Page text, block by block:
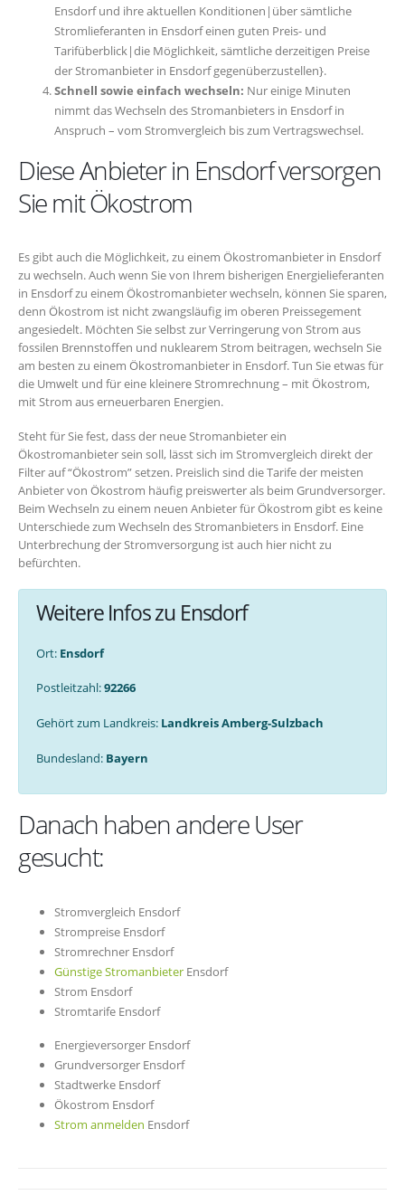
Ensdorf und ihre aktuellen Konditionen|über sämtliche
Stromlieferanten in Ensdorf einen guten Preis- und
Tarifüberblick|die Möglichkeit, sämtliche derzeitigen Preise
der Stromanbieter in Ensdorf gegenüberzustellen}.
Schnell sowie einfach wechseln: Nur einige Minuten
nimmt das Wechseln des Stromanbieters in Ensdorf in
Anspruch – vom Stromvergleich bis zum Vertragswechsel.
Diese Anbieter in Ensdorf versorgen
Sie mit Ökostrom
Es gibt auch die Möglichkeit, zu einem Ökostromanbieter in Ensdorf
zu wechseln. Auch wenn Sie von Ihrem bisherigen Energielieferanten
in Ensdorf zu einem Ökostromanbieter wechseln, können Sie sparen,
denn Ökostrom ist nicht zwangsläufig im oberen Preissegement
angesiedelt. Möchten Sie selbst zur Verringerung von Strom aus
fossilen Brennstoffen und nuklearem Strom beitragen, wechseln Sie
am besten zu einem Ökostromanbieter in Ensdorf. Tun Sie etwas für
die Umwelt und für eine kleinere Stromrechnung – mit Ökostrom,
mit Strom aus erneuerbaren Energien.
Steht für Sie fest, dass der neue Stromanbieter ein
Ökostromanbieter sein soll, lässt sich im Stromvergleich direkt der
Filter auf “Ökostrom” setzen. Preislich sind die Tarife der meisten
Anbieter von Ökostrom häufig preiswerter als beim Grundversorger.
Beim Wechseln zu einem neuen Anbieter für Ökostrom gibt es keine
Unterschiede zum Wechseln des Stromanbieters in Ensdorf. Eine
Unterbrechung der Stromversorgung ist auch hier nicht zu
befürchten.
Weitere Infos zu Ensdorf
Ort: Ensdorf
Postleitzahl:92266
Gehört zum Landkreis: Landkreis Amberg-Sulzbach
Bundesland: Bayern
Danach haben andere User
gesucht:
Stromvergleich Ensdorf
Strompreise Ensdorf
Stromrechner Ensdorf
Günstige Stromanbieter Ensdorf
Strom Ensdorf
Stromtarife Ensdorf
Energieversorger Ensdorf
Grundversorger Ensdorf
Stadtwerke Ensdorf
Ökostrom Ensdorf
Strom anmelden Ensdorf